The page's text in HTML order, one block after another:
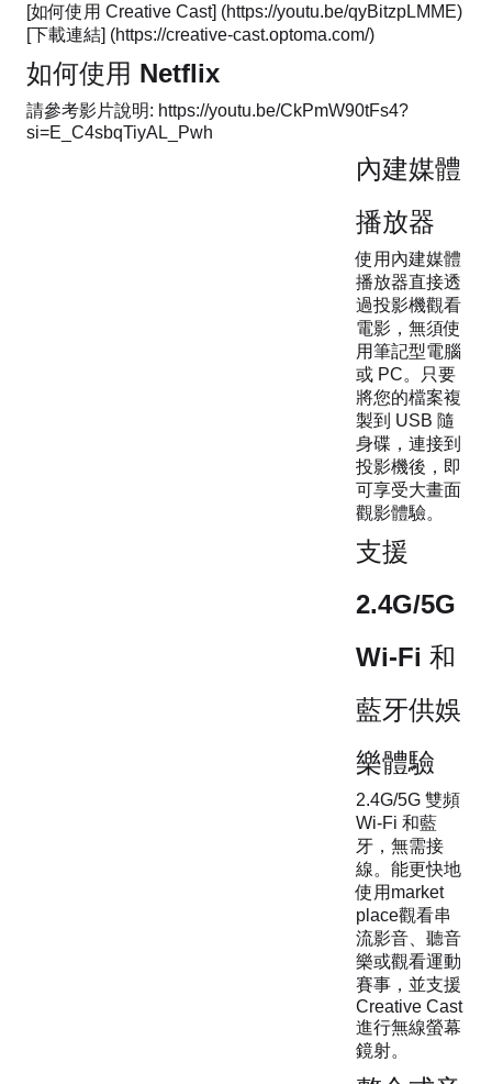
[如何使用 Creative Cast] (https://youtu.be/qyBitzpLMME)
[下載連結] (https://creative-cast.optoma.com/)
如何使用 Netflix
請參考影片說明: https://youtu.be/CkPmW90tFs4?
si=E_C4sbqTiyAL_Pwh
內建媒體
播放器
使用內建媒體
播放器直接透
過投影機觀看
電影，無須使
用筆記型電腦
或 PC。只要
將您的檔案複
製到 USB 隨
身碟，連接到
投影機後，即
可享受大畫面
觀影體驗。
支援
2.4G/5G
Wi-Fi 和
藍牙供娛
樂體驗
2.4G/5G 雙頻
Wi-Fi 和藍
牙，無需接
線。能更快地
使用market
place觀看串
流影音、聽音
樂或觀看運動
賽事，並支援
Creative Cast
進行無線螢幕
鏡射。